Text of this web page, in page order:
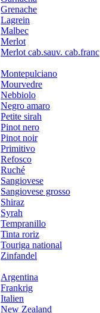
Grenache
Lagrein
Malbec
Merlot
Merlot cab.sauv. cab.franc
Montepulciano
Mourvedre
Nebbiolo
Negro amaro
Petite sirah
Pinot nero
Pinot noir
Primitivo
Refosco
Ruché
Sangiovese
Sangiovese grosso
Shiraz
Syrah
Tempranillo
Tinta roriz
Touriga national
Zinfandel
Argentina
Frankrig
Italien
New Zealand